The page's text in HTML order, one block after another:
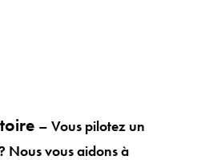
– Vous pilotez un
Nous vous aidons à